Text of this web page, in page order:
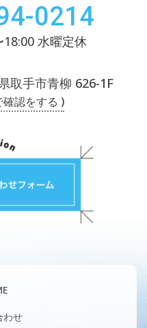
0214
18:00 水曜定休
取手市青柳 626-1F
認をする )
わせ